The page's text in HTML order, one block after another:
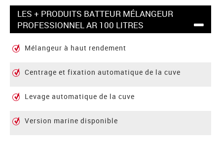
LES + PRODUITS BATTEUR MÉLANGEUR
PROFESSIONNEL AR 100 LITRES
Mélangeur à haut rendement
Centrage et fixation automatique de la cuve
Levage automatique de la cuve
Version marine disponible